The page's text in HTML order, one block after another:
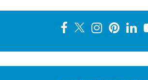
ΕΞΑΦΑΝΙΣΗ TOY ΜΑΜΝΤΟΥΧ (ΟΝ.)